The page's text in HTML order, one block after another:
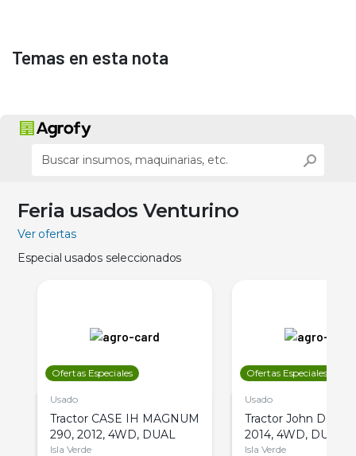
Temas en esta nota
Feria usados Venturino
Ver ofertas
Especial usados seleccionados
Ofertas Especiales
Usado
Tractor CASE IH MAGNUM
290, 2012, 4WD, DUAL
Isla Verde
Ofertas Especiales
Usado
Tractor John Deere
2014, 4WD, DUAL
Isla Verde